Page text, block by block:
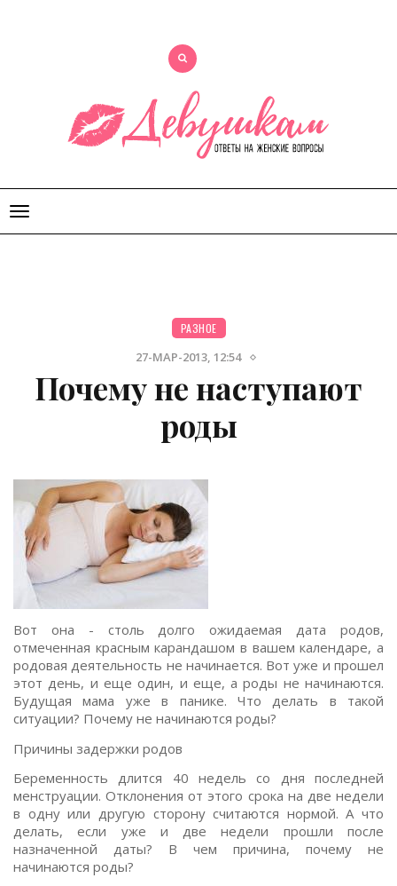
Открыть
меню
РАЗНОЕ
27-МАР-2013, 12:54
Почему не наступают
роды
Вот она - столь долго ожидаемая дата родов,
отмеченная красным карандашом в вашем календаре, а
родовая деятельность не начинается. Вот уже и прошел
этот день, и еще один, и еще, а роды не начинаются.
Будущая мама уже в панике. Что делать в такой
ситуации? Почему не начинаются роды?
Причины задержки родов
Беременность длится 40 недель со дня последней
менструации. Отклонения от этого срока на две недели
в одну или другую сторону считаются нормой. А что
делать, если уже и две недели прошли после
назначенной даты? В чем причина, почему не
начинаются роды?